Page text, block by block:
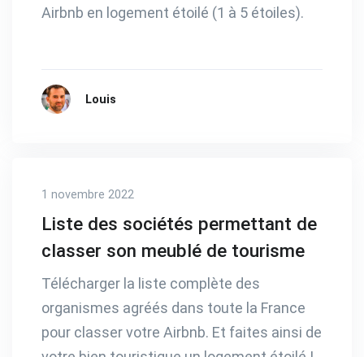
Airbnb en logement étoilé (1 à 5 étoiles).
Louis
1 novembre 2022
Liste des sociétés permettant de
classer son meublé de tourisme
Télécharger la liste complète des
organismes agréés dans toute la France
pour classer votre Airbnb. Et faites ainsi de